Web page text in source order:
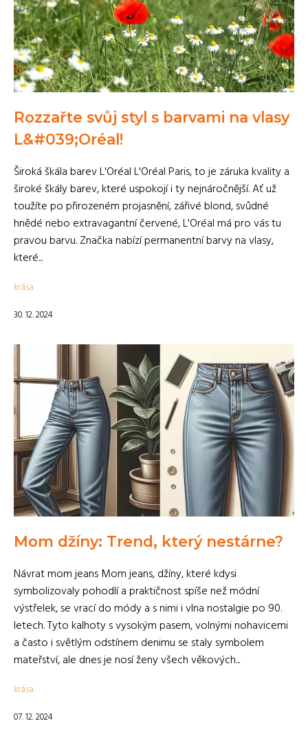
Rozzařte svůj styl s barvami na vlasy
L&#039;Oréal!
Široká škála barev L'Oréal L'Oréal Paris, to je záruka kvality a
široké škály barev, které uspokojí i ty nejnáročnější. Ať už
toužíte po přirozeném projasnění, zářivé blond, svůdné
hnědé nebo extravagantní červené, L'Oréal má pro vás tu
pravou barvu. Značka nabízí permanentní barvy na vlasy,
které...
krása
30. 12. 2024
Mom džíny: Trend, který nestárne?
Návrat mom jeans Mom jeans, džíny, které kdysi
symbolizovaly pohodlí a praktičnost spíše než módní
výstřelek, se vrací do módy a s nimi i vlna nostalgie po 90.
letech. Tyto kalhoty s vysokým pasem, volnými nohavicemi
a často i světlým odstínem denimu se staly symbolem
mateřství, ale dnes je nosí ženy všech věkových...
krása
07. 12. 2024